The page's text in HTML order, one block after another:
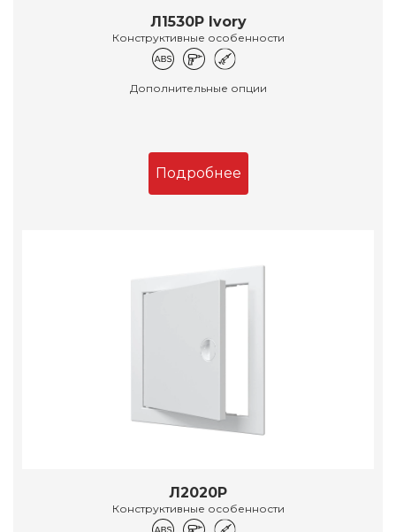
Л1530Р Ivory
Конструктивные особенности
Дополнительные опции
Подробнее
Л2020Р
Конструктивные особенности